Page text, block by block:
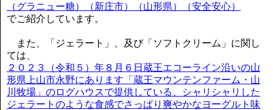
（グラニュー糖）（新庄市）（山形県）（安全安心）
でご紹介しています。
また、「ジェラート」、及び「ソフトクリーム」に関し
ては、
２０２３（令和５）年８月６日蔵王エコーライン沿いの山
形県上山市永野にあります「蔵王マウンテンファーム・山
川牧場」のログハウスで提供している、シャリシャリした
ジェラートのような食感でさっぱり爽やかなヨーグルト味